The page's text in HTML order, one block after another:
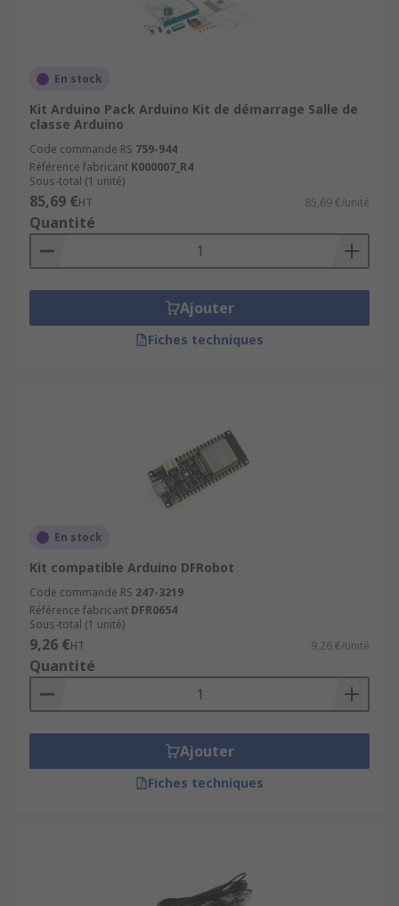
proximité
alimentation secteur ou USB
En stock
Kit Arduino Pack Arduino Kit de démarrage Salle de
classe Arduino
Code commande RS 759-944
Référence fabricant K000007_R4
Sous-total (1 unité)
85,69 €HT 85,69 €/unité
Quantité
Ajouter
Fiches techniques
En stock
Kit compatible Arduino DFRobot
Code commande RS 247-3219
Référence fabricant DFR0654
Sous-total (1 unité)
9,26 €HT 9,26 €/unité
Quantité
Ajouter
Fiches techniques